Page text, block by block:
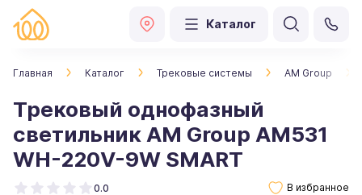
Каталог
Главная Каталог Трековые системы AM Group
Трековый однофазный
светильник AM Group AM531
WH-220V-9W SMART
0.0